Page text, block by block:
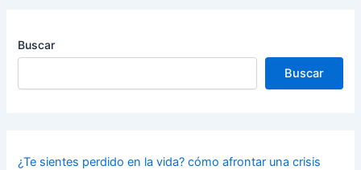
Buscar
Buscar
¿Te sientes perdido en la vida? cómo afrontar una crisis